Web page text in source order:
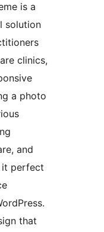
is a
solution
clinics,
a photo
and
it perfect
that